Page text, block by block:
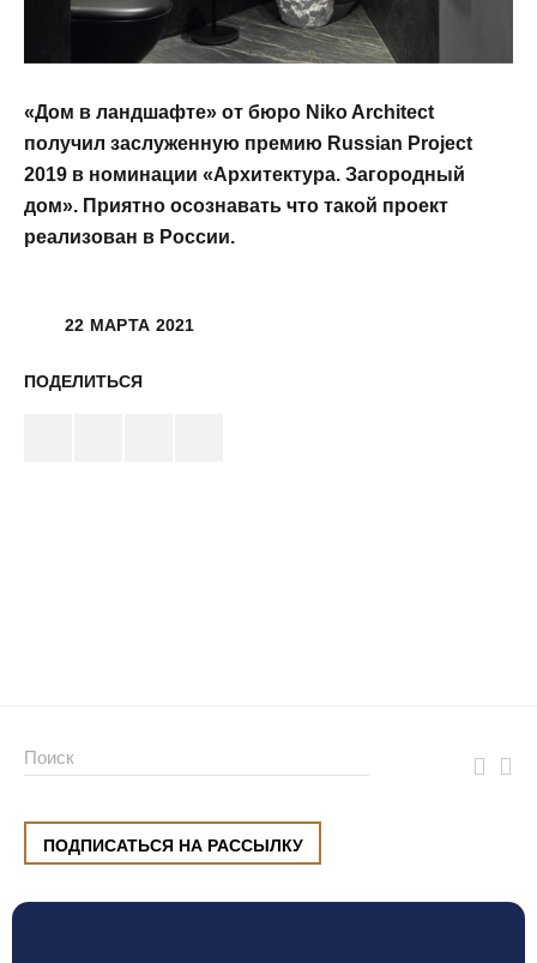
«Дом в ландшафте» от бюро Niko Architect
получил заслуженную премию Russian Project
2019 в номинации «Архитектура. Загородный
дом». Приятно осознавать что такой проект
реализован в России.
22 МАРТА 2021
ПОДЕЛИТЬСЯ
ПОДПИСАТЬСЯ НА РАССЫЛКУ
ул. Малышева, 8, Екатеринбург